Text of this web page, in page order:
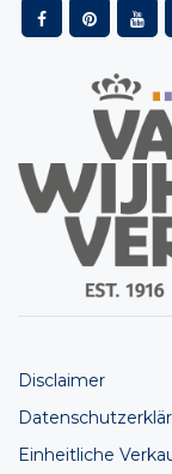
Disclaimer
Einheitliche